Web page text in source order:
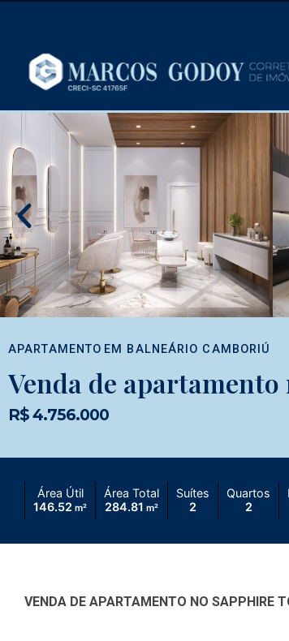
APARTAMENTO EM BALNEÁRIO CAMBORIÚ
Venda de
R$ 4.756.000
Área Útil
146.52 m²
Área Total
284.81 m²
Suítes
2
Quartos
2
VENDA DE APARTAMENTO NO SAPPHIRE